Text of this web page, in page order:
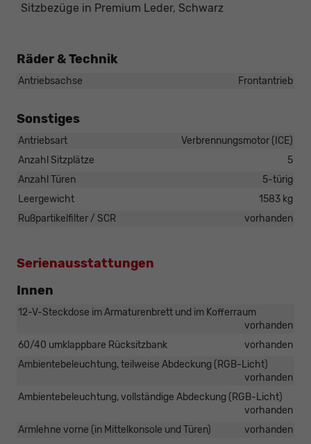
Sitzbezüge in Premium Leder, Schwarz
Räder & Technik
Antriebsachse Frontantrieb
Sonstiges
Antriebsart
Verbrennungsmotor (ICE)
Anzahl Sitzplätze
5
Anzahl Türen
5-türig
Leergewicht
1583 kg
Rußpartikelfilter / SCR
vorhanden
Serienausstattungen
Innen
12-V-Steckdose im Armaturenbrett und im Kofferraum
vorhanden
60/40 umklappbare Rücksitzbank
vorhanden
Ambientebeleuchtung, teilweise Abdeckung (RGB-Licht)
vorhanden
Ambientebeleuchtung, vollständige Abdeckung (RGB-Licht)
vorhanden
Armlehne vorne (in Mittelkonsole und Türen)
vorhanden